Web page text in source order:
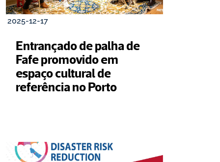
2025-12-17
Entrançado de palha de
Fafe promovido em
espaço cultural de
referência no Porto